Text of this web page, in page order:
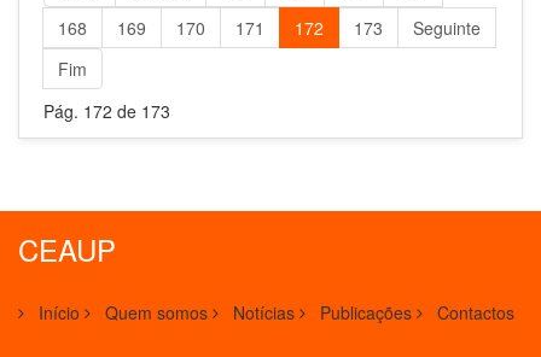
168
169 170 171 172 173
Seguinte
Fim
Pág. 172 de 173
CEAUP
Início Quem somos Notícias Publicações Contactos